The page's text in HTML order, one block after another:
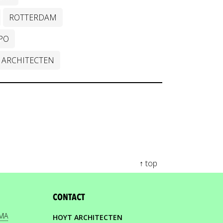
ROTTERDAM
ARCHITECTEN
↑ top
CONTACT
HOYT ARCHITECTEN